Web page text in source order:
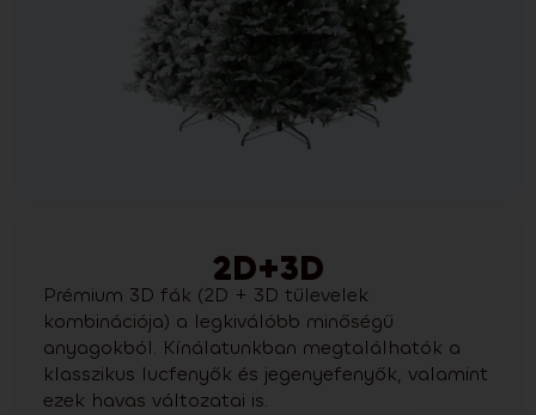
2D+3D
Prémium 3D fák (2D + 3D tűlevelek
kombinációja) a legkiválóbb minőségű
anyagokból. Kínálatunkban megtalálhatók a
klasszikus lucfenyők és jegenyefenyők, valamint
ezek havas változatai is.